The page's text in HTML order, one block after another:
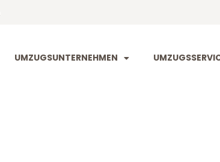
UMZUGSUNTERNEHMEN